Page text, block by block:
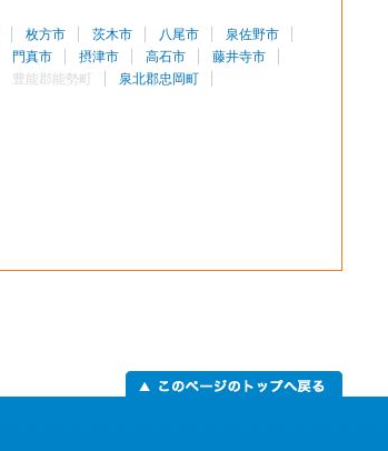
枚方市 茨木市 八尾市
泉佐野市
門真市 摂津市 高石市
藤井寺市
豊能郡能勢町
泉北郡忠岡町